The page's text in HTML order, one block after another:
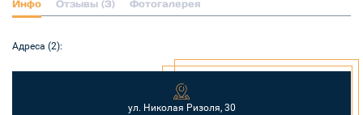
Инфо Отзывы (3) Фотогалерея
Адреса (2):
ул. Николая Ризоля, 30